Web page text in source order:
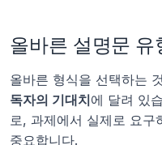
올바른 설명문 유
올바른 형식을 선택하는
독자의 기대치에 달려 있
로, 과제에서 실제로 요구
중요합니다.